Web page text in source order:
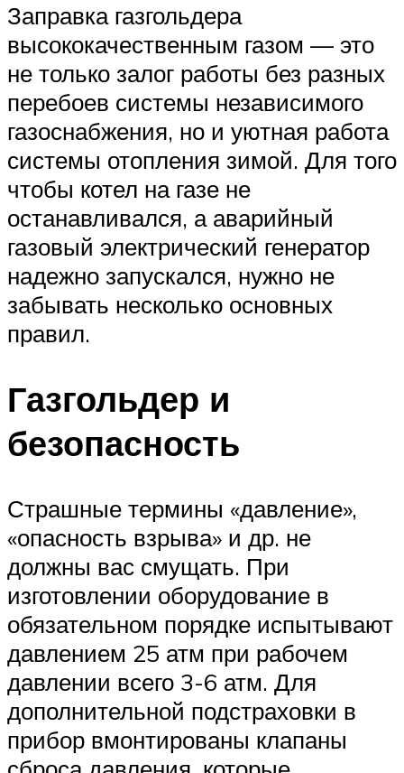
Заправка газгольдера
высококачественным газом — это
не только залог работы без разных
перебоев системы независимого
газоснабжения, но и уютная работа
системы отопления зимой. Для того
чтобы котел на газе не
останавливался, а аварийный
газовый электрический генератор
надежно запускался, нужно не
забывать несколько основных
правил.
Газгольдер и
безопасность
Страшные термины «давление»,
«опасность взрыва» и др. не
должны вас смущать. При
изготовлении оборудование в
обязательном порядке испытывают
давлением 25 атм при рабочем
давлении всего 3-6 атм. Для
дополнительной подстраховки в
прибор вмонтированы клапаны